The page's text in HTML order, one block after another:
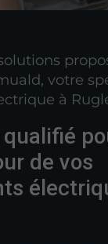
votre
à
de vos